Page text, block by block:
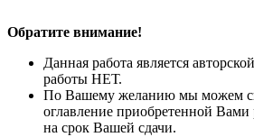
Обратите внимание!
Данная работа является
работы НЕТ.
По Вашему желанию мы можем
оглавление приобретенной Вами
на срок Вашей сдачи.